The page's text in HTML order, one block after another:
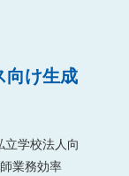
向け生成
学校法人向
業務効率